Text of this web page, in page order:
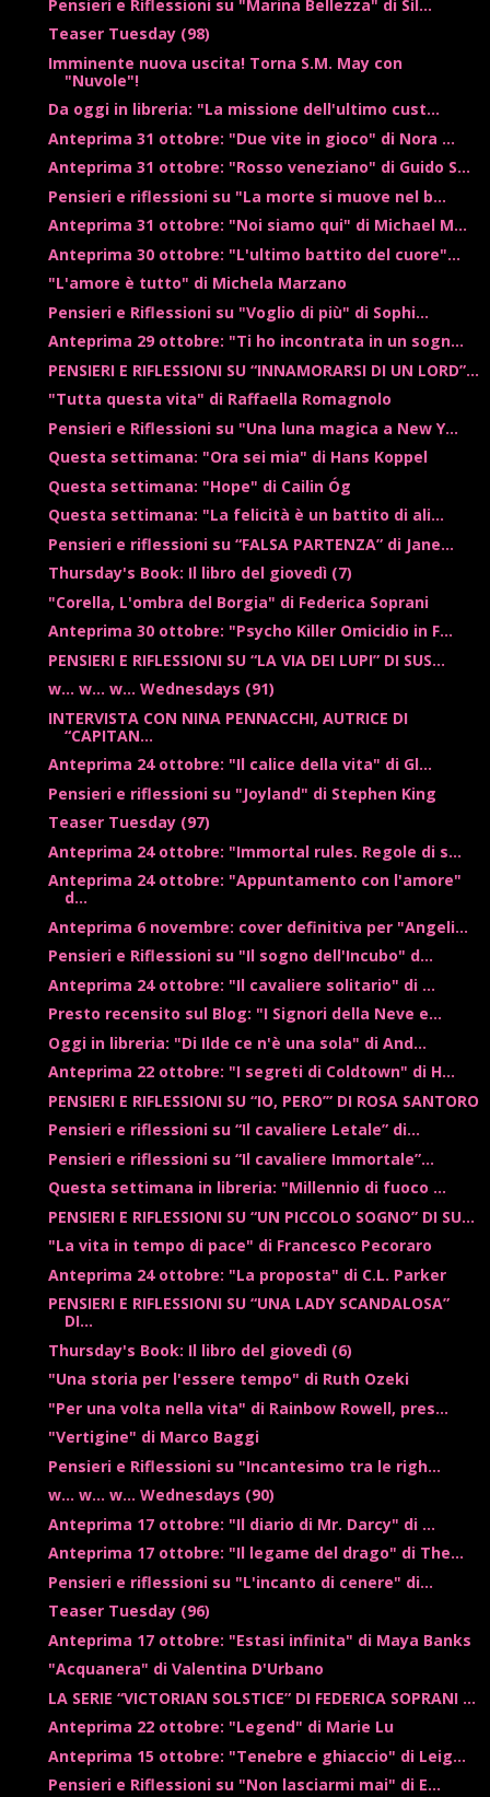
Pensieri e Riflessioni su "Marina Bellezza" di Sil...
Teaser Tuesday (98)
Imminente nuova uscita! Torna S.M. May con
"Nuvole"!
Da oggi in libreria: "La missione dell'ultimo cust...
Anteprima 31 ottobre: "Due vite in gioco" di Nora ...
Anteprima 31 ottobre: "Rosso veneziano" di Guido S...
Pensieri e riflessioni su "La morte si muove nel b...
Anteprima 31 ottobre: "Noi siamo qui" di Michael M...
Anteprima 30 ottobre: "L'ultimo battito del cuore"...
"L'amore è tutto" di Michela Marzano
Pensieri e Riflessioni su "Voglio di più" di Sophi...
Anteprima 29 ottobre: "Ti ho incontrata in un sogn...
PENSIERI E RIFLESSIONI SU “INNAMORARSI DI UN LORD”...
"Tutta questa vita" di Raffaella Romagnolo
Pensieri e Riflessioni su "Una luna magica a New Y...
Questa settimana: "Ora sei mia" di Hans Koppel
Questa settimana: "Hope" di Cailin Óg
Questa settimana: "La felicità è un battito di ali...
Pensieri e riflessioni su “FALSA PARTENZA” di Jane...
Thursday's Book: Il libro del giovedì (7)
"Corella, L'ombra del Borgia" di Federica Soprani
Anteprima 30 ottobre: "Psycho Killer Omicidio in F...
PENSIERI E RIFLESSIONI SU “LA VIA DEI LUPI” DI SUS...
w... w... w... Wednesdays (91)
INTERVISTA CON NINA PENNACCHI, AUTRICE DI
“CAPITAN...
Anteprima 24 ottobre: "Il calice della vita" di Gl...
Pensieri e riflessioni su "Joyland" di Stephen King
Teaser Tuesday (97)
Anteprima 24 ottobre: "Immortal rules. Regole di s...
Anteprima 24 ottobre: "Appuntamento con l'amore"
d...
Anteprima 6 novembre: cover definitiva per "Angeli...
Pensieri e Riflessioni su "Il sogno dell'Incubo" d...
Anteprima 24 ottobre: "Il cavaliere solitario" di ...
Presto recensito sul Blog: "I Signori della Neve e...
Oggi in libreria: "Di Ilde ce n'è una sola" di And...
Anteprima 22 ottobre: "I segreti di Coldtown" di H...
PENSIERI E RIFLESSIONI SU “IO, PERO’” DI ROSA SANTORO
Pensieri e riflessioni su “Il cavaliere Letale” di...
Pensieri e riflessioni su “Il cavaliere Immortale”...
Questa settimana in libreria: "Millennio di fuoco ...
PENSIERI E RIFLESSIONI SU “UN PICCOLO SOGNO” DI SU...
"La vita in tempo di pace" di Francesco Pecoraro
Anteprima 24 ottobre: "La proposta" di C.L. Parker
PENSIERI E RIFLESSIONI SU “UNA LADY SCANDALOSA”
DI...
Thursday's Book: Il libro del giovedì (6)
"Una storia per l'essere tempo" di Ruth Ozeki
"Per una volta nella vita" di Rainbow Rowell, pres...
"Vertigine" di Marco Baggi
Pensieri e Riflessioni su "Incantesimo tra le righ...
w... w... w... Wednesdays (90)
Anteprima 17 ottobre: "Il diario di Mr. Darcy" di ...
Anteprima 17 ottobre: "Il legame del drago" di The...
Pensieri e riflessioni su "L'incanto di cenere" di...
Teaser Tuesday (96)
Anteprima 17 ottobre: "Estasi infinita" di Maya Banks
"Acquanera" di Valentina D'Urbano
LA SERIE “VICTORIAN SOLSTICE” DI FEDERICA SOPRANI ...
Anteprima 22 ottobre: "Legend" di Marie Lu
Anteprima 15 ottobre: "Tenebre e ghiaccio" di Leig...
Pensieri e Riflessioni su "Non lasciarmi mai" di E...